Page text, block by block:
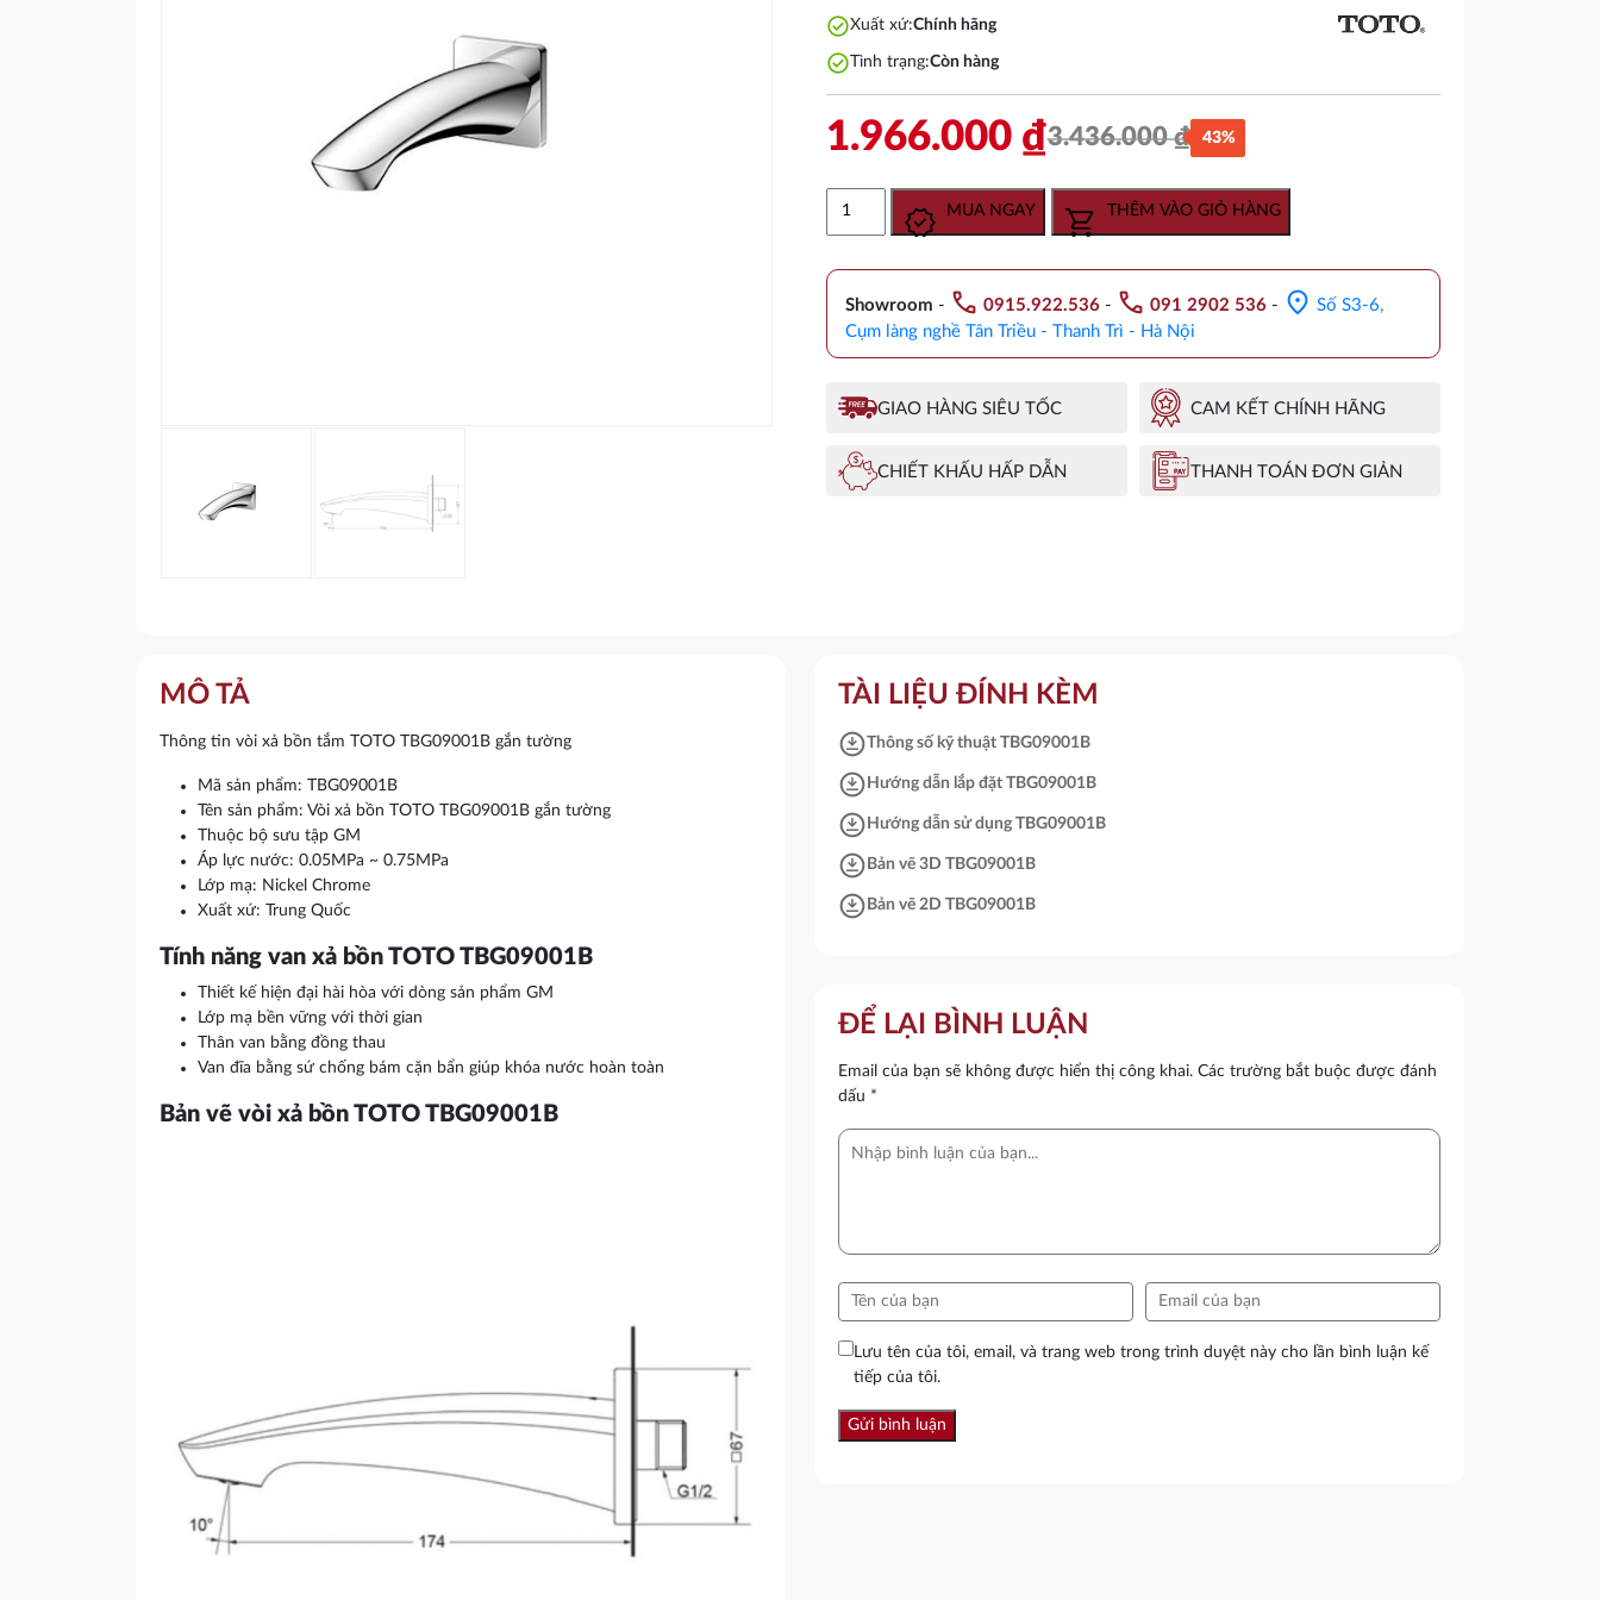
check_circleXuất xứ:Chính hãng
check_circleTình trạng:Còn hàng
3.436.000₫
Giá
gốc
là:
3.436.000 ₫.
1.966.000 ₫
Giá
hiện
tại
là:
1.966.000 ₫.
43%
TOTO
TBG09001B
Âm
Tường
lượng
MUA NGAY THÊM VÀO GIỎ HÀNG
Showroom - call 0915.922.536- call 091 2902 536- location_on Số S3-6,
Cụm làng nghề Tân Triều - Thanh Trì - Hà Nội
GIAO HÀNG SIÊU TỐC CAM KẾT CHÍNH HÃNG
CHIẾT KHẤU HẤP DẪN THANH TOÁN ĐƠN GIẢN
MÔ TẢ
Thông tin vòi xả bồn tắm TOTO TBG09001B gắn tường
Mã sản phẩm: TBG09001B
Tên sản phẩm: Vòi xả bồn TOTO TBG09001B gắn tường
Thuộc bộ sưu tập GM
Áp lực nước: 0.05MPa ~ 0.75MPa
Lớp mạ: Nickel Chrome
Xuất xứ: Trung Quốc
Tính năng van xả bồn TOTO TBG09001B
Thiết kế hiện đại hài hòa với dòng sản phẩm GM
Lớp mạ bền vững với thời gian
Thân van bằng đồng thau
Van đĩa bằng sứ chống bám cặn bẩn giúp khóa nước hoàn toàn
Bản vẽ vòi xả bồn TOTO TBG09001B
TÀI LIỆU ĐÍNH KÈM
download_for_offlineThông số kỹ thuật TBG09001B
download_for_offline Hướng dẫn lắp đặt TBG09001B
download_for_offline Hướng dẫn sử dụng TBG09001B
download_for_offline Bản vẽ 3D TBG09001B
download_for_offline Bản vẽ 2D TBG09001B
ĐỂ LẠI BÌNH LUẬN
Email của bạn sẽ không được hiển thị công khai. Các trường bắt buộc được đánh
dấu *
Lưu tên của tôi, email, và trang web trong trình duyệt này cho lần bình luận kế
tiếp của tôi.